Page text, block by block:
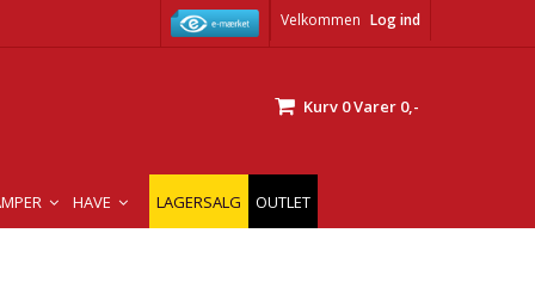
Velkommen Log ind
Kurv 0Varer 0,-
HAVE LAGERSALG OUTLET